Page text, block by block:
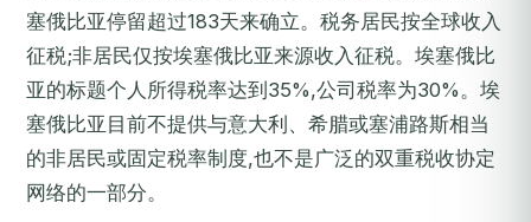
塞俄比亚停留超过183天来确立。税务居民按全球收入
征税;非居民仅按埃塞俄比亚来源收入征税。埃塞俄比
亚的标题个人所得税率达到35%,公司税率为30%。埃
塞俄比亚目前不提供与意大利、希腊或塞浦路斯相当
的非居民或固定税率制度,也不是广泛的双重税收协定
网络的一部分。